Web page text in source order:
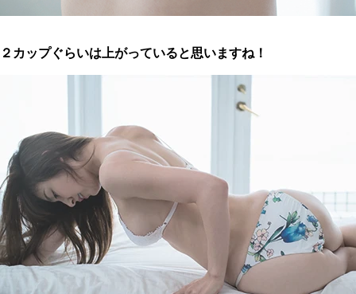
２カップぐらいは上がっていると思いますね！